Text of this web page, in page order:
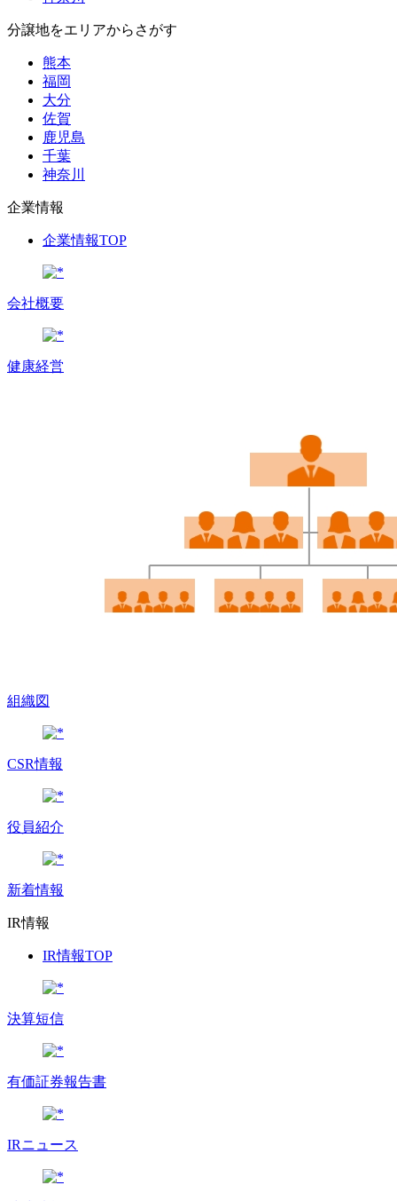
分譲地をエリアからさがす
熊本
福岡
大分
佐賀
鹿児島
千葉
神奈川
企業情報
企業情報TOP
会社概要
健康経営
組織図
CSR情報
役員紹介
新着情報
IR情報
IR情報TOP
決算短信
有価証券報告書
IRニュース